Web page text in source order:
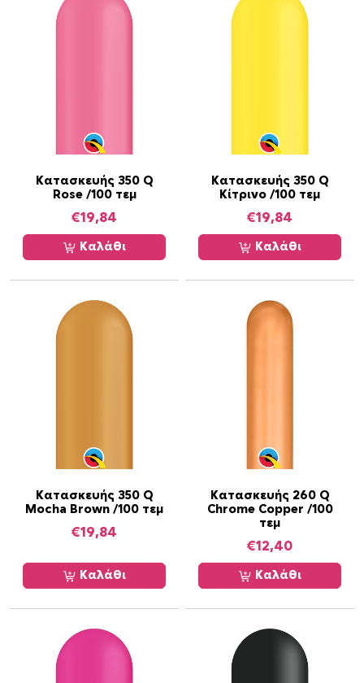
Κατασκευής 350 Q
Rose /100 τεμ
€19,84
Καλάθι
Κατασκευής 350 Q
Κίτρινο /100 τεμ
€19,84
Καλάθι
Κατασκευής 350 Q
Mocha Brown /100 τεμ
€19,84
Καλάθι
Κατασκευής 260 Q
Chrome Copper /100
τεμ
€12,40
Καλάθι